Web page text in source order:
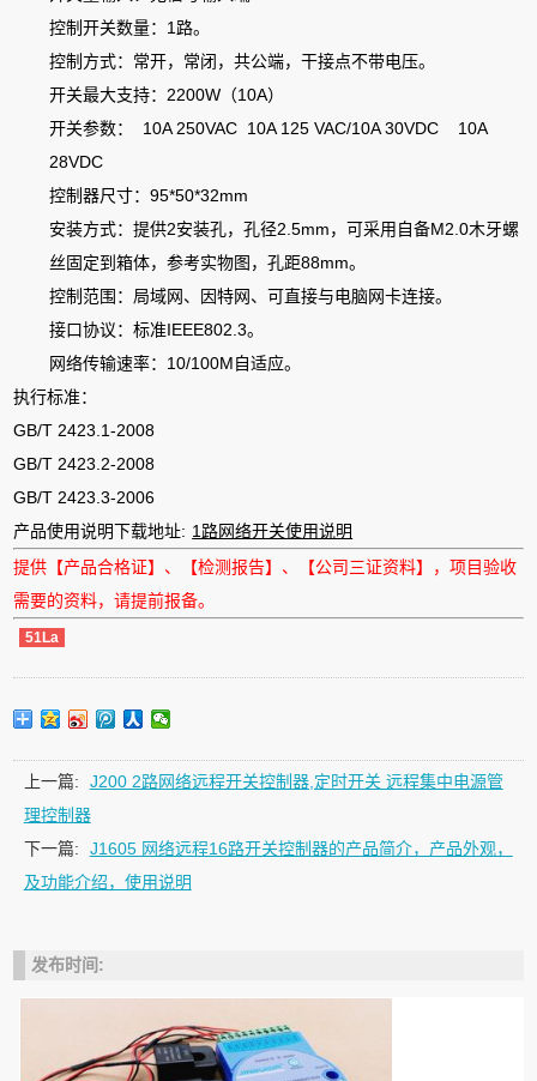
控制开关数量：1路。
控制方式：常开，常闭，共公端，干接点不带电压。
开关最大支持：2200W（10A）
开关参数： 10A 250VAC 10A 125 VAC/10A 30VDC 10A
28VDC
控制器尺寸：95*50*32mm
安装方式：提供2安装孔，孔径2.5mm，可采用自备M2.0木牙螺
丝固定到箱体，参考实物图，孔距88mm。
控制范围：局域网、因特网、可直接与电脑网卡连接。
接口协议：标准IEEE802.3。
网络传输速率：10/100M自适应。
执行标准：
GB/T 2423.1-2008
GB/T 2423.2-2008
GB/T 2423.3-2006
产品使用说明下载地址: 1路网络开关使用说明
提供【产品合格证】、【检测报告】、【公司三证资料】，项目验收
需要的资料，请提前报备。
51La
上一篇:
J200 2路网络远程开关控制器,定时开关 远程集中电源管
理控制器
下一篇:
J1605 网络远程16路开关控制器的产品简介，产品外观，
及功能介绍，使用说明
发布时间: